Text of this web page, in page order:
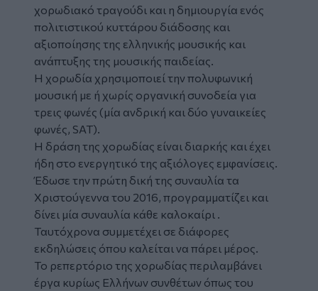
χορωδιακό τραγούδι και η δημιουργία ενός
πολιτιστικού κυττάρου διάδοσης και
αξιοποίησης της ελληνικής μουσικής και
ανάπτυξης της μουσικής παιδείας.
Η χορωδία χρησιμοποιεί την πολυφωνική
μουσική με ή χωρίς οργανική συνοδεία για
τρεις φωνές (μία ανδρική και δύο γυναικείες
φωνές, SAT).
Η δράση της χορωδίας είναι διαρκής και έχει
ήδη στο ενεργητικό της αξιόλογες εμφανίσεις.
Έδωσε την πρώτη δική της συναυλία τα
Χριστούγεννα του 2016, προγραμματίζει και
δίνει μία συναυλία κάθε καλοκαίρι .
Ταυτόχρονα συμμετέχει σε διάφορες
εκδηλώσεις όπου καλείται να πάρει μέρος.
Το ρεπερτόριο της χορωδίας περιλαμβάνει
έργα κυρίως Ελλήνων συνθέτων όπως του